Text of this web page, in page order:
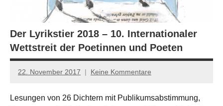
Der Lyrikstier 2018 – 10. Internationaler
Wettstreit der Poetinnen und Poeten
22. November 2017
Anton
Leitner
Keine Kommentare
Lesungen von 26 Dichtern mit Publikumsabstimmung,